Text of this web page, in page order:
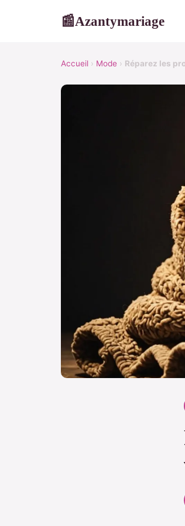
📰Azantymariage
Accueil › Mode › Réparez les